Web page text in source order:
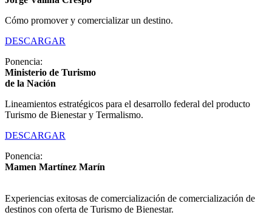
Cómo promover y comercializar un destino.
DESCARGAR
Ponencia:
Ministerio de Turismo
de la Nación
Lineamientos estratégicos para el desarrollo federal del producto
Turismo de Bienestar y Termalismo.
DESCARGAR
Ponencia:
Mamen Martínez Marín
Experiencias exitosas de comercialización de comercialización de
destinos con oferta de Turismo de Bienestar.